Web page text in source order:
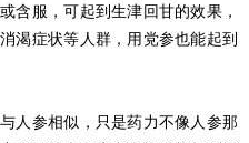
含服，可起到生津回甘的效果，
渴症状等人群，用党参也能起到
人参相似，只是药力不像人参那